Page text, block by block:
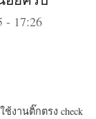
17:26
งานติ๊กตรง check